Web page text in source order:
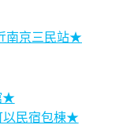
南京三民站★
★
以民宿包棟★